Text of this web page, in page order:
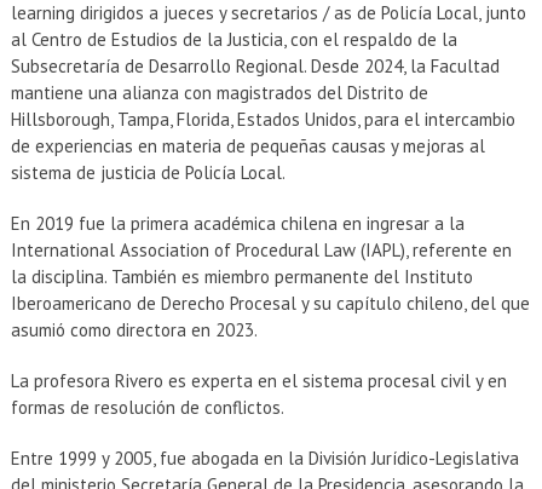
learning dirigidos a jueces y secretarios / as de Policía Local, junto
al Centro de Estudios de la Justicia, con el respaldo de la
Subsecretaría de Desarrollo Regional. Desde 2024, la Facultad
mantiene una alianza con magistrados del Distrito de
Hillsborough, Tampa, Florida, Estados Unidos, para el intercambio
de experiencias en materia de pequeñas causas y mejoras al
sistema de justicia de Policía Local.
En 2019 fue la primera académica chilena en ingresar a la
International Association of Procedural Law (IAPL), referente en
la disciplina. También es miembro permanente del Instituto
Iberoamericano de Derecho Procesal y su capítulo chileno, del que
asumió como directora en 2023.
La profesora Rivero es experta en el sistema procesal civil y en
formas de resolución de conflictos.
Entre 1999 y 2005, fue abogada en la División Jurídico-Legislativa